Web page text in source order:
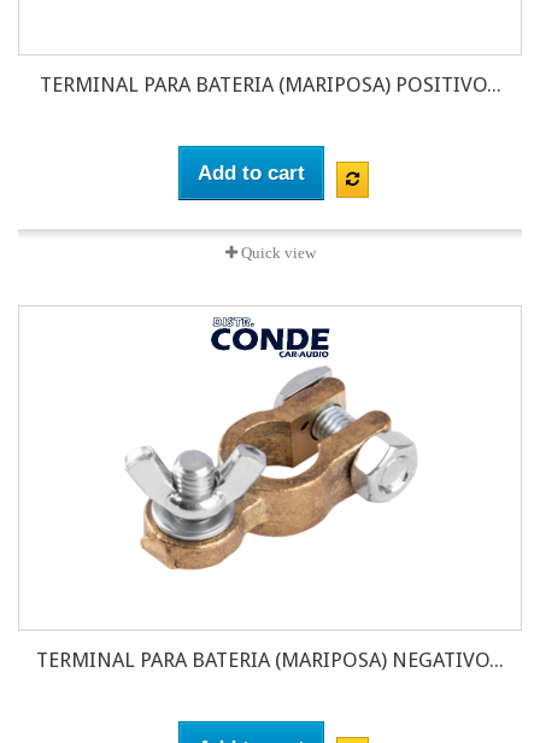
TERMINAL PARA BATERIA (MARIPOSA) POSITIVO...
Add to cart
Quick view
TERMINAL PARA BATERIA (MARIPOSA) NEGATIVO...